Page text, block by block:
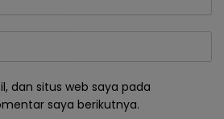
dan situs web saya pada
saya berikutnya.